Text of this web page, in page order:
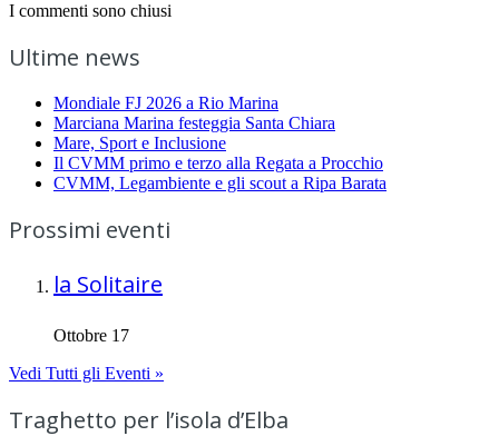
I commenti sono chiusi
Ultime news
Mondiale FJ 2026 a Rio Marina
Marciana Marina festeggia Santa Chiara
Mare, Sport e Inclusione
Il CVMM primo e terzo alla Regata a Procchio
CVMM, Legambiente e gli scout a Ripa Barata
Prossimi eventi
la Solitaire
Ottobre 17
Vedi Tutti gli Eventi »
Traghetto per l’isola d’Elba